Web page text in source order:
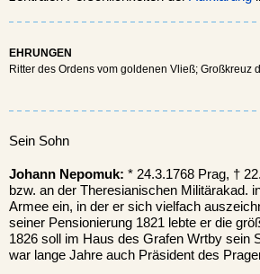
EHRUNGEN
Ritter des Ordens vom goldenen Vließ; Großkreuz
Sein Sohn
Johann Nepomuk: * 24.3.1768 Prag, †
bzw. an der Theresianischen Militärakad.
Armee ein, in der er sich vielfach
seiner Pensionierung 1821 lebte er die
1826 soll im Haus des Grafen Wrtby sein
war lange Jahre auch Präsident des